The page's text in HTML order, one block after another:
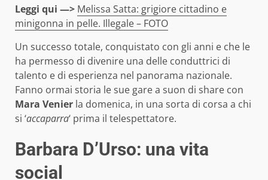
Leggi qui —> Melissa Satta: grigiore cittadino e
minigonna in pelle. Illegale – FOTO
Un successo totale, conquistato con gli anni e che le
ha permesso di divenire una delle conduttrici di
talento e di esperienza nel panorama nazionale.
Fanno ormai storia le sue gare a suon di share con
Mara Venier la domenica, in una sorta di corsa a chi
si ‘accaparra‘ prima il telespettatore.
Barbara D’Urso: una vita
social